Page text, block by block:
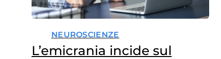
NEUROSCIENZE
L’emicrania incide sul